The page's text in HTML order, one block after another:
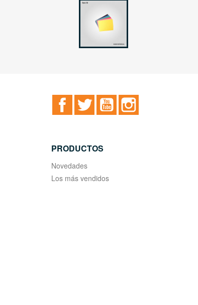
FacebookTwitter YouTube
PRODUCTOS
Novedades
Los más vendidos